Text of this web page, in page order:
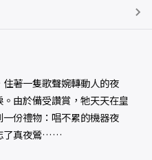
著一隻歌聲婉轉動人的夜
由於備受讚賞，牠天天在皇
份禮物：唱不累的機器夜
了真夜鶯……